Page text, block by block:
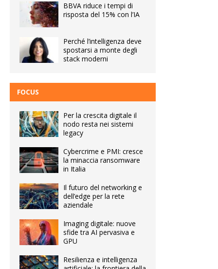
BBVA riduce i tempi di
risposta del 15% con l’IA
Perché l’intelligenza deve
spostarsi a monte degli
stack moderni
FOCUS
Per la crescita digitale il
nodo resta nei sistemi
legacy
Cybercrime e PMI: cresce
la minaccia ransomware
in Italia
Il futuro del networking e
dell’edge per la rete
aziendale
Imaging digitale: nuove
sfide tra AI pervasiva e
GPU
Resilienza e intelligenza